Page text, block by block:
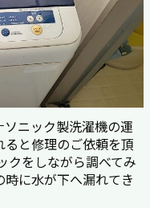
ニック製洗濯機の運
と修理のご依頼を頂
クをしながら調べてみ
に水が下へ漏れてき